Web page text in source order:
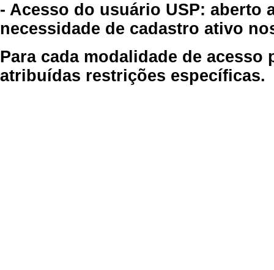
- Acesso do usuário USP: aberto
necessidade de cadastro ativo
Para cada modalidade de
atribuídas restrições específicas.